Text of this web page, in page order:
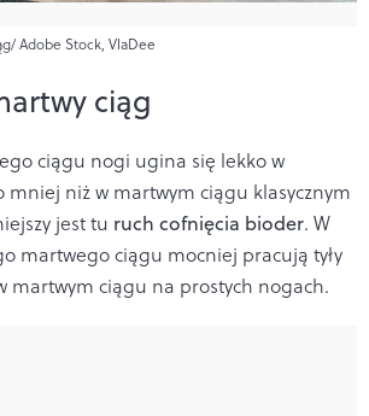
Adobe Stock, VlaDee
ciąg
ciągu nogi ugina się lekko w
mniej niż w martwym ciągu klasycznym
jest tu ruch cofnięcia bioder. W
martwego ciągu mocniej pracują tyły
martwym ciągu na prostych nogach.